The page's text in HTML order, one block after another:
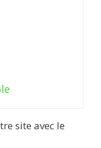
site avec le